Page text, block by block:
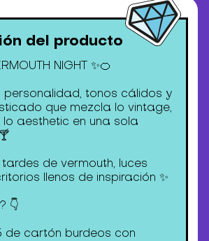
del producto
NIGHT ✨🍊
personalidad, tonos cálidos y
que mezcla lo vintage,
aesthetic en una sola
de vermouth, luces
llenos de inspiración ✨
👇
de cartón burdeos con